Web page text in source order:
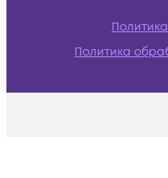
Политика